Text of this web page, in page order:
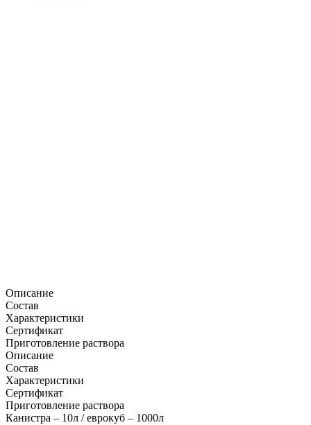
Описание
Состав
Характеристики
Сертификат
Приготовление раствора
Описание
Состав
Характеристики
Сертификат
Приготовление раствора
Канистра – 10л / еврокуб – 1000л